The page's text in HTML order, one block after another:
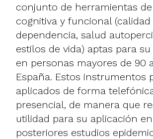
conjunto de herramientas
cognitiva y funcional (calidad
dependencia, salud
estilos de vida) aptas para
en personas mayores de 90
España. Estos instrumentos
aplicados de forma
presencial, de manera que
utilidad para su aplicación en
posteriores estudios